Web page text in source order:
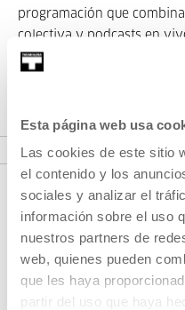
Esta página web usa
Las cookies de este sitio
el contenido y los
sociales y analizar el
información sobre el uso
nuestros partners de
web, quienes pueden
que les haya
partir del uso que haya
programación que
colectiva y podcasts en
VER FESTIVAL